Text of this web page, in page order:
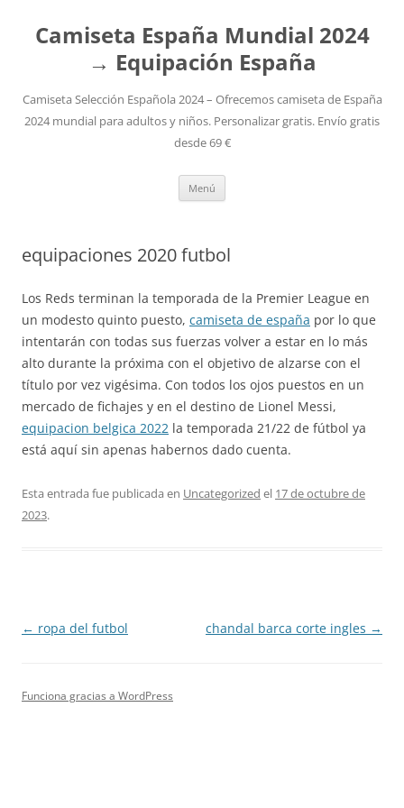
Camiseta España Mundial 2024
→ Equipación España
Camiseta Selección Española 2024 – Ofrecemos camiseta de España
2024 mundial para adultos y niños. Personalizar gratis. Envío gratis
desde 69 €
Menú
equipaciones 2020 futbol
Los Reds terminan la temporada de la Premier League en
un modesto quinto puesto, camiseta de españa por lo que
intentarán con todas sus fuerzas volver a estar en lo más
alto durante la próxima con el objetivo de alzarse con el
título por vez vigésima. Con todos los ojos puestos en un
mercado de fichajes y en el destino de Lionel Messi,
equipacion belgica 2022 la temporada 21/22 de fútbol ya
está aquí sin apenas habernos dado cuenta.
Esta entrada fue publicada en Uncategorized el 17 de octubre de
2023.
Navegación
← ropa del futbol chandal barca corte ingles →
Funciona gracias a WordPress